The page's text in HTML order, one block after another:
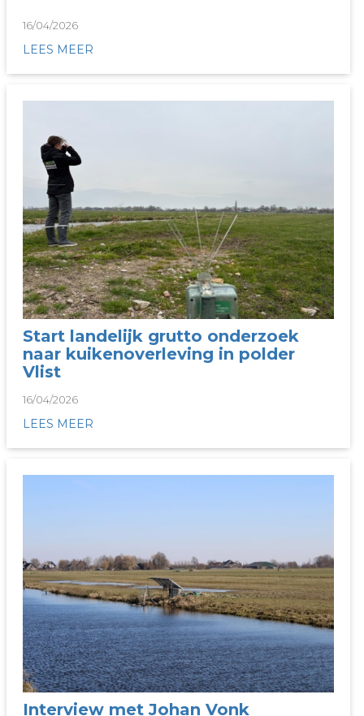
16/04/2026
LEES MEER
Start landelijk grutto onderzoek
naar kuikenoverleving in polder
Vlist
16/04/2026
LEES MEER
Interview met Johan Vonk